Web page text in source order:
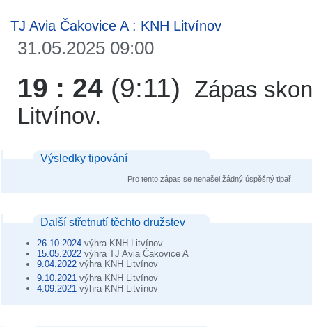
TJ Avia Čakovice A: KNH Litvínov
31.05.2025 09:00
19 : 24 (9:11)
Zápas
Litvínov.
Výsledky tipování
Pro tento zápas se nenašel žádný úspěšný tipař.
Další střetnutí těchto družstev
26.10.2024 výhra KNH Litvínov
15.05.2022 výhra TJ Avia Čakovice A
9.04.2022 výhra KNH Litvínov
9.10.2021 výhra KNH Litvínov
4.09.2021 výhra KNH Litvínov